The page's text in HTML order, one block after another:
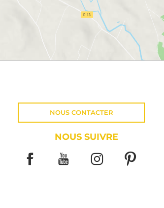
NOUS CONTACTER
NOUS SUIVRE